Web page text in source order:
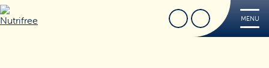
Nutrifree MENU
CercaTrova Negozio